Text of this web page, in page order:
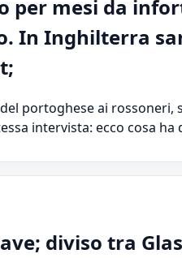
per mesi da
In Inghilterra
portoghese ai rossoneri,
intervista: ecco cosa ha
diviso tra